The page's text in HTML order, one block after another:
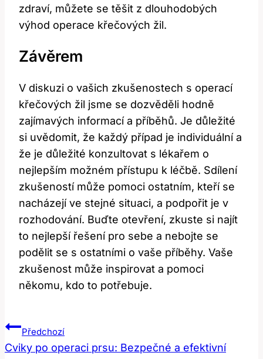
zdraví, můžete se těšit z dlouhodobých
výhod operace křečových žil.
Závěrem
V diskuzi o vašich zkušenostech s operací
křečových žil jsme se dozvěděli hodně
zajímavých informací a příběhů. Je důležité
si uvědomit, že každý případ je individuální a
že je důležité konzultovat s lékařem o
nejlepším možném přístupu k léčbě. Sdílení
zkušeností může pomoci ostatním, kteří se
nacházejí ve stejné situaci, a podpořit je v
rozhodování. Buďte otevření, zkuste si najít
to nejlepší řešení pro sebe a nebojte se
podělit se s ostatními o vaše příběhy. Vaše
zkušenost může inspirovat a pomoci
někomu, kdo to potřebuje.
Navigace
Pro
Předchozí
Cviky po operaci prsu: Bezpečné a efektivní